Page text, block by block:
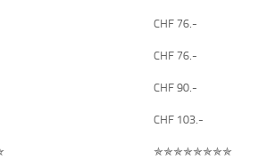
CHF 76.-
CHF 76.-
CHF 90.-
CHF 103.-
✯✯✯✯✯✯✯✯